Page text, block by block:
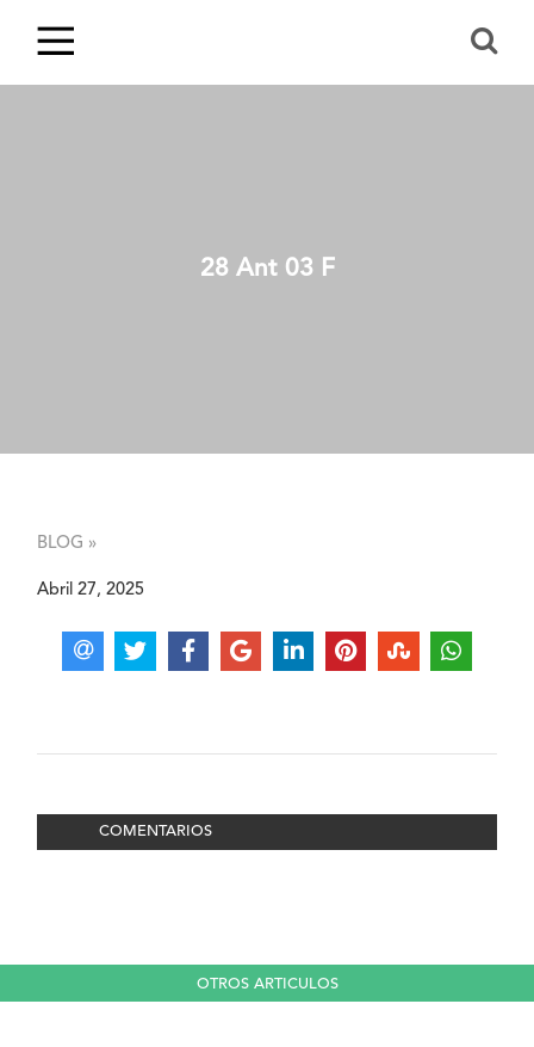
28 Ant 03 F
BLOG »
Abril 27, 2025
COMENTARIOS
OTROS ARTICULOS